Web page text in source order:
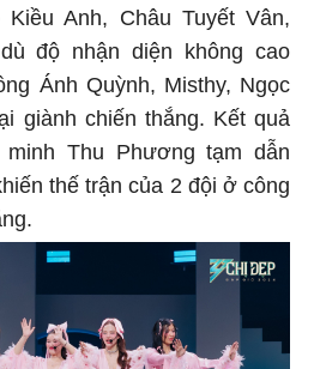
Anh, Châu Tuyết Vân,
độ nhận diện không cao
Ánh Quỳnh, Misthy, Ngọc
giành chiến thắng. Kết quả
Thu Phương tạm dẫn
thế trận của 2 đội ở công